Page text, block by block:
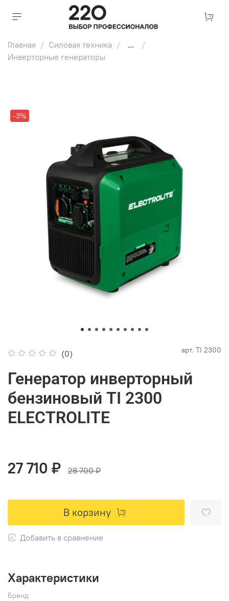
Главная Силовая техника
...
Инверторные генераторы
-3%
(0) арт. TI 2300
Генератор инверторный
бензиновый TI 2300
ELECTROLITE
27 710 ₽ 28 700 ₽
В корзину
Добавить в сравнение
Характеристики
Бренд